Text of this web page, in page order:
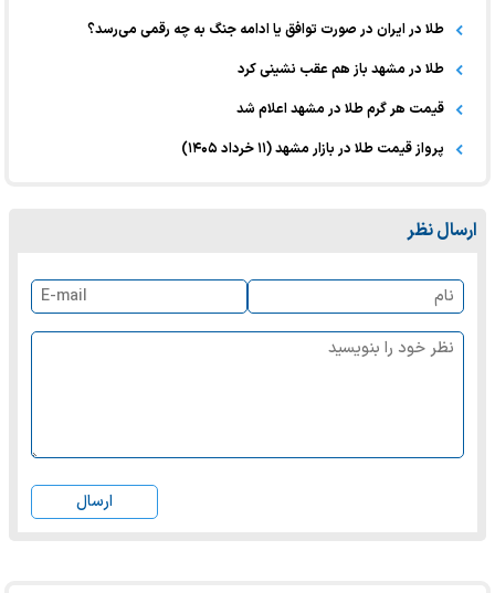
طلا در ایران در صورت توافق یا ادامه جنگ به چه رقمی می‌رسد؟
طلا در مشهد باز هم عقب نشینی کرد
قیمت هر گرم طلا در مشهد اعلام شد
پرواز قیمت طلا در بازار مشهد (۱۱ خرداد ۱۴۰۵)
ارسال نظر
ارسال